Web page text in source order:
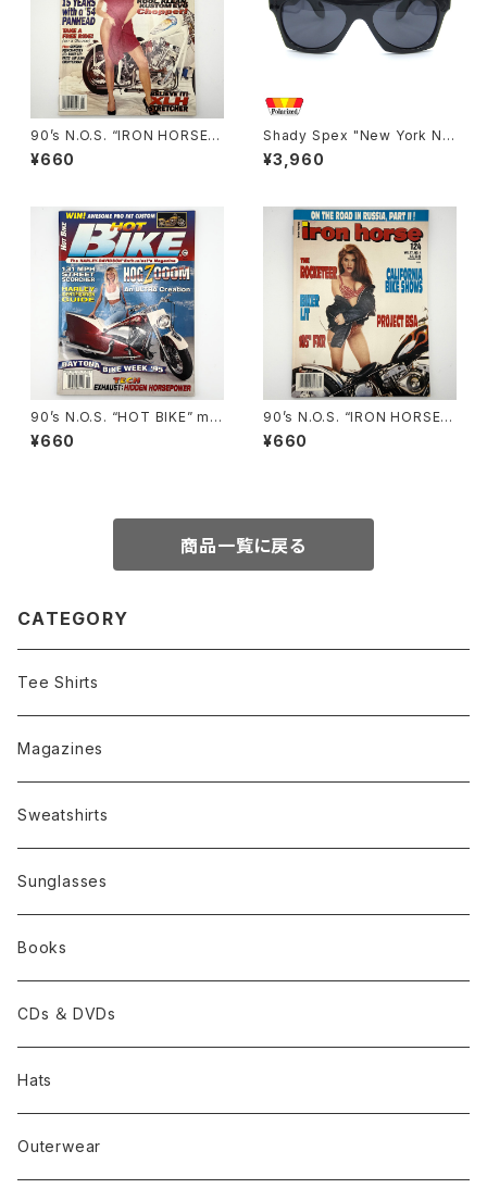
90’s N.O.S. “IRON HORSE”
magazine #139(Jan.’96 iss
ue)
¥660
Shady Spex "New York Nig
ht Train-Midnight To Six" s
unglasses, Black/Polarize
¥3,960
90’s N.O.S. “HOT BIKE” ma
gazine #27-06(Jun.’95 iss
ue)
¥660
90’s N.O.S. “IRON HORSE”
magazine #124(Apr.’93 iss
ue)
¥660
商品一覧に戻る
CATEGORY
Tee Shirts
Magazines
Sweatshirts
Sunglasses
Books
CDs ＆ DVDs
Hats
Outerwear